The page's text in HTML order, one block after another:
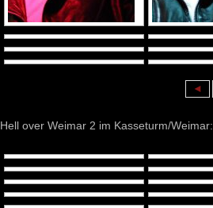
◄
Hell over Weimar 2 im Kasseturm/Weimar: